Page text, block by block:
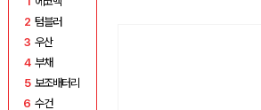
2 텀블러
3 우산
4 부채
5 보조배터리
6 수건